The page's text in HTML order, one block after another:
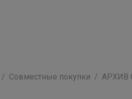
Совместные покупки АРХИВ